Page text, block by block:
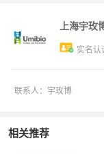
上海宇玫
实名认
联系人： 宇玫博
相关推荐